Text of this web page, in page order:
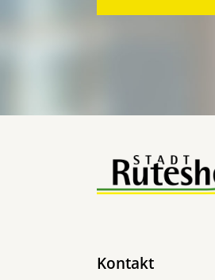
Kontakt